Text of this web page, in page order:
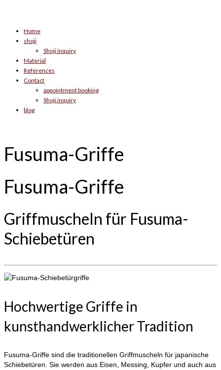
Home
shoji
Shoji inquiry
Material
References
Contact
appointment booking
Shoji inquiry
blog
Fusuma-Griffe
Fusuma-Griffe
Griffmuscheln für Fusuma-
Schiebetüren
Hochwertige Griffe in
kunsthandwerklicher Tradition
Fusuma-Griffe sind die traditionellen Griffmuscheln für japanische
Schiebetüren. Sie werden aus Eisen, Messing, Kupfer und auch aus